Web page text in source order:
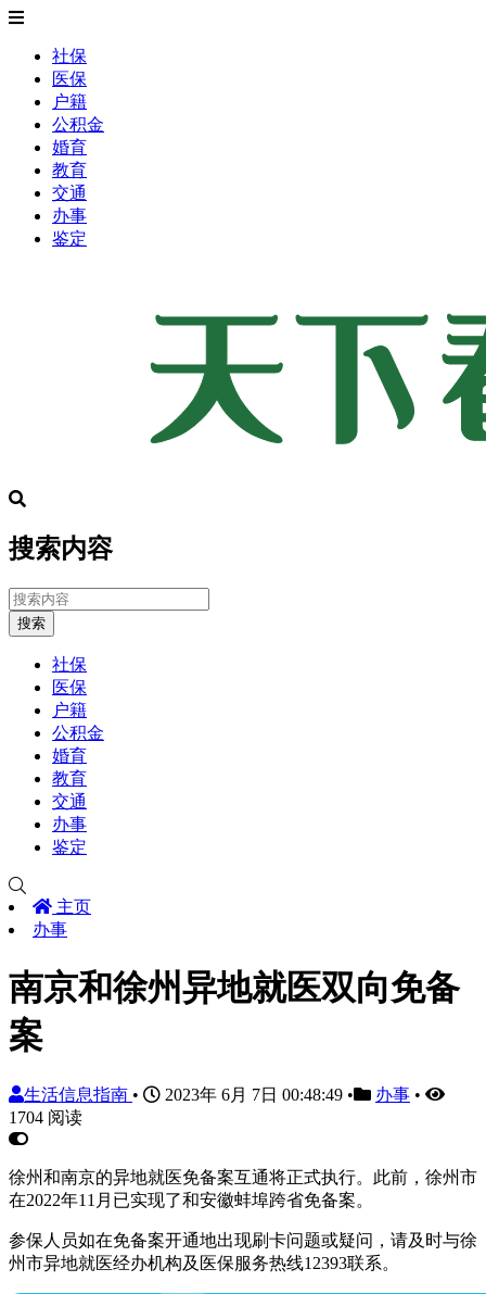
社保
医保
户籍
公积金
婚育
教育
交通
办事
鉴定
搜索内容
搜索
社保
医保
户籍
公积金
婚育
教育
交通
办事
鉴定
主页
办事
南京和徐州异地就医双向免备
案
生活信息指南 • 2023年 6月 7日 00:48:49 • 办事 •
1704 阅读
徐州和南京的异地就医免备案互通将正式执行。此前，徐州市
在2022年11月已实现了和安徽蚌埠跨省免备案。
参保人员如在免备案开通地出现刷卡问题或疑问，请及时与徐
州市异地就医经办机构及医保服务热线12393联系。